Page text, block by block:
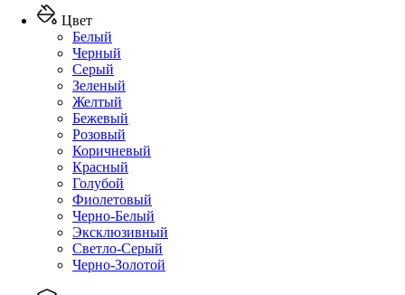
Цвет
Белый
Черный
Серый
Зеленый
Желтый
Бежевый
Розовый
Коричневый
Красный
Голубой
Фиолетовый
Черно-Белый
Эксклюзивный
Светло-Серый
Черно-Золотой